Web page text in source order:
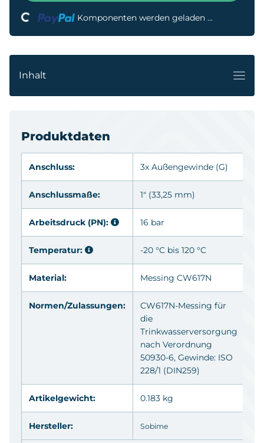
Komponenten werden geladen ...
Inhalt
Produktdaten
Anschluss: 3x Außengewinde (G)
Anschlussmaße: 1" (33,25 mm)
Arbeitsdruck (PN): 16 bar
Temperatur: -20 °C bis 120 °C
Material: Messing CW617N
Normen/Zulassungen:
CW617N-Messing für
die
Trinkwasserversorgung
nach Verordnung
50930-6, Gewinde: ISO
228/1 (DIN259)
Artikelgewicht: 0.183 kg
Hersteller: Sobime